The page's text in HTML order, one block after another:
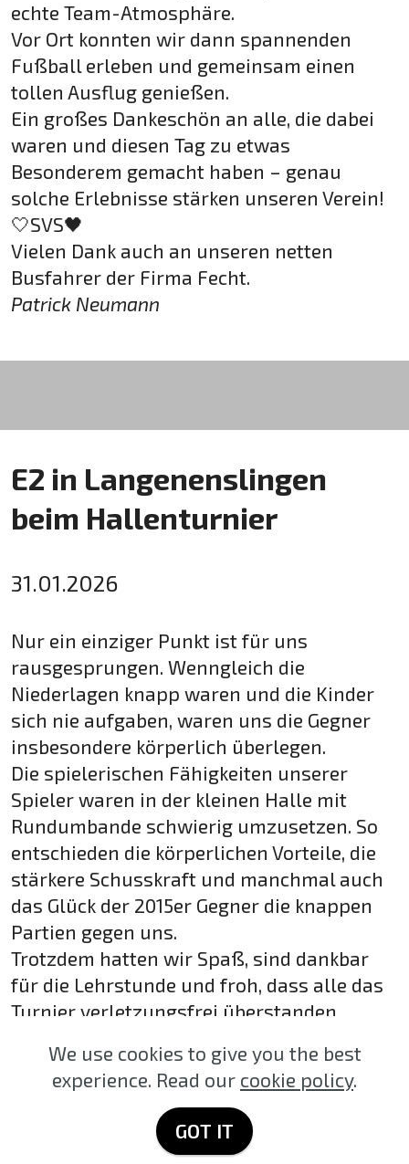
echte Team-Atmosphäre.
Vor Ort konnten wir dann spannenden
Fußball erleben und gemeinsam einen
tollen Ausflug genießen.
Ein großes Dankeschön an alle, die dabei
waren und diesen Tag zu etwas
Besonderem gemacht haben – genau
solche Erlebnisse stärken unseren Verein!
🤍SVS🖤
Vielen Dank auch an unseren netten
Busfahrer der Firma Fecht.
Patrick Neumann
E2 in Langenenslingen
beim Hallenturnier
31.01.2026
Nur ein einziger Punkt ist für uns
rausgesprungen. Wenngleich die
Niederlagen knapp waren und die Kinder
sich nie aufgaben, waren uns die Gegner
insbesondere körperlich überlegen.
Die spielerischen Fähigkeiten unserer
Spieler waren in der kleinen Halle mit
Rundumbande schwierig umzusetzen. So
entschieden die körperlichen Vorteile, die
stärkere Schusskraft und manchmal auch
das Glück der 2015er Gegner die knappen
Partien gegen uns.
Trotzdem hatten wir Spaß, sind dankbar
für die Lehrstunde und froh, dass alle das
Turnier verletzungsfrei überstanden
Ganz viel Erfolg und Daumendrücken für
unsere E3 morgen.
Ich denke, die Chancen stehen nicht
We use cookies to give you the best
experience. Read our cookie policy.
GOT IT